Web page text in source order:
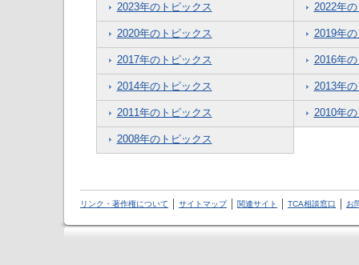
2023年のトピックス 2022年
2020年のトピックス 2019年
2017年のトピックス 2016年
2014年のトピックス 2013年
2011年のトピックス 2010年
2008年のトピックス
リンク・著作権について サイトマップ 関連サイト TCA相談窓口 お